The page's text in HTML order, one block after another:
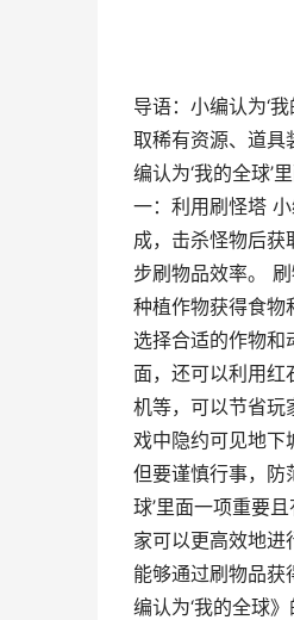
导语：小编认为‘
取稀有资源、道具
编认为‘我的全球’
一：利用刷怪塔
成，击杀怪物后获
步刷物品效率。
种植作物获得食物
选择合适的作物和
面，还可以利用红
机等，可以节省玩
戏中隐约可见地下
但要谨慎行事，防
球’里面一项重要
家可以更高效地进
能够通过刷物品获
编认为‘我的全球